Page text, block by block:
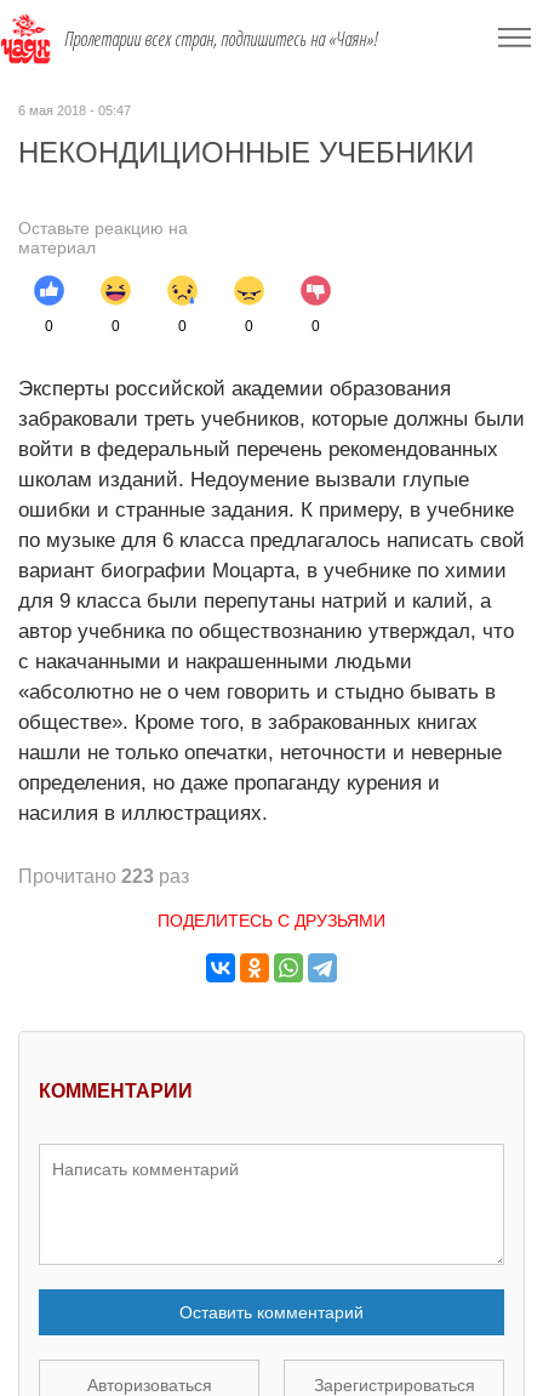
Пролетарии всех стран, подпишитесь на «Чаян»!
6 мая 2018 - 05:47
НЕКОНДИЦИОННЫЕ УЧЕБНИКИ
Оставьте реакцию на
материал
0 0 0 0 0
Эксперты российской академии образования
забраковали треть учебников, которые должны были
войти в федеральный перечень рекомендованных
школам изданий. Недоумение вызвали глупые
ошибки и странные задания. К примеру, в учебнике
по музыке для 6 класса предлагалось написать свой
вариант биографии Моцарта, в учебнике по химии
для 9 класса были перепутаны натрий и калий, а
автор учебника по обществознанию утверждал, что
с накачанными и накрашенными людьми
«абсолютно не о чем говорить и стыдно бывать в
обществе». Кроме того, в забракованных книгах
нашли не только опечатки, неточности и неверные
определения, но даже пропаганду курения и
насилия в иллюстрациях.
Прочитано 223 раз
ПОДЕЛИТЕСЬ С ДРУЗЬЯМИ
КОММЕНТАРИИ
Оставить комментарий
Авторизоваться Зарегистрироваться